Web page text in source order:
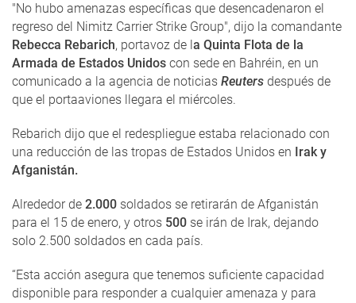
"No hubo amenazas específicas que desencadenaron el
regreso del Nimitz Carrier Strike Group", dijo la comandante
Rebecca Rebarich, portavoz de la Quinta Flota de la
Armada de Estados Unidos con sede en Bahréin, en un
comunicado a la agencia de noticias Reuters después de
que el portaaviones llegara el miércoles.
Rebarich dijo que el redespliegue estaba relacionado con
una reducción de las tropas de Estados Unidos en Irak y
Afganistán.
Alrededor de 2.000 soldados se retirarán de Afganistán
para el 15 de enero, y otros 500 se irán de Irak, dejando
solo 2.500 soldados en cada país.
“Esta acción asegura que tenemos suficiente capacidad
disponible para responder a cualquier amenaza y para